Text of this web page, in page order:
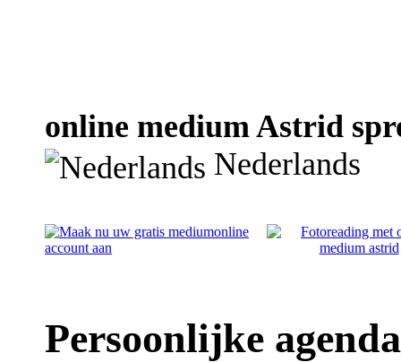
online medium Astrid
Nederlands
Persoonlijke